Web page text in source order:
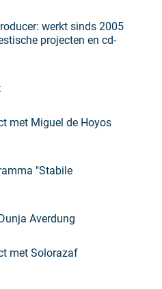
werkt sinds 2005
projecten en cd-
met Miguel de Hoyos
"Stabile
Averdung
met Solorazaf